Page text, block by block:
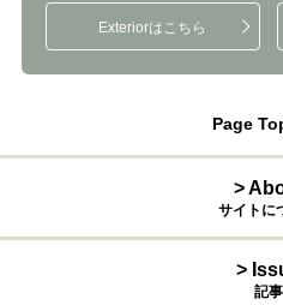
Exteriorはこちら
Page
>
サイトに
>
記事